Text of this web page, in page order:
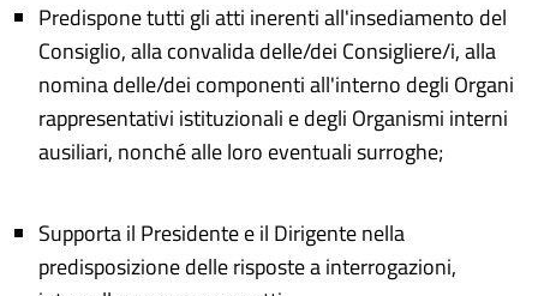
Predispone tutti gli atti inerenti all'insediamento del
Consiglio, alla convalida delle/dei Consigliere/i, alla
nomina delle/dei componenti all'interno degli Organi
rappresentativi istituzionali e degli Organismi interni
ausiliari, nonché alle loro eventuali surroghe;
Supporta il Presidente e il Dirigente nella
predisposizione delle risposte a interrogazioni,